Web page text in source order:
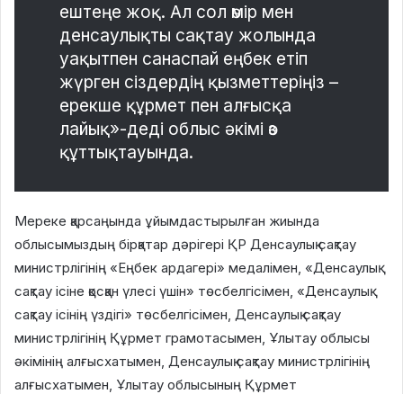
ештеңе жоқ. Ал сол өмір мен
денсаулықты сақтау жолында
уақытпен санаспай еңбек етіп
жүрген сіздердің қызметтеріңіз –
ерекше құрмет пен алғысқа
лайық»-деді облыс әкімі өз
құттықтауында.
Мереке қарсаңында ұйымдастырылған жиында
облысымыздың бірқатар дәрігері ҚР Денсаулық сақтау
министрлігінің «Еңбек ардагері» медалімен, «Денсаулық
сақтау ісіне қосқан үлесі үшін» төсбелгісімен, «Денсаулық
сақтау ісінің үздігі» төсбелгісімен, Денсаулық сақтау
министрлігінің Құрмет грамотасымен, Ұлытау облысы
әкімінің алғысхатымен, Денсаулық сақтау министрлігінің
алғысхатымен, Ұлытау облысының Құрмет